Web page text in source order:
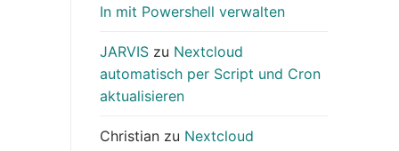
In mit Powershell verwalten
JARVIS zu Nextcloud
automatisch per Script und Cron
aktualisieren
Christian zu Nextcloud